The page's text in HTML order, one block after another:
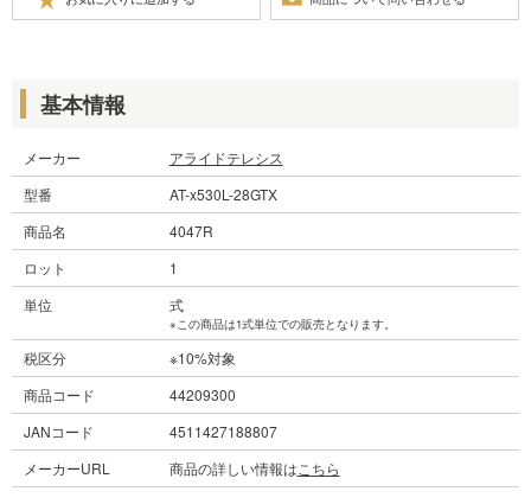
基本情報
メーカー
アライドテレシス
型番
AT-x530L-28GTX
商品名
4047R
ロット
1
単位
式
※この商品は1式単位での販売となります。
税区分
※10%対象
商品コード
44209300
JANコード
4511427188807
メーカーURL
商品の詳しい情報は こちら